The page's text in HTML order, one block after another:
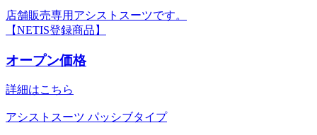
店舗販売専用アシストスーツです。
【NETIS登録商品】
オープン価格
詳細はこちら
アシストスーツ パッシブタイプ